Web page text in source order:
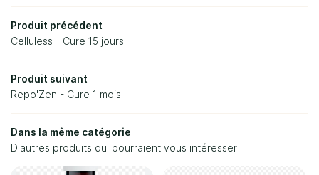
Diététique
Vacufit
Produit précédent
Celluless - Cure 15 jours
Produit suivant
Repo'Zen - Cure 1 mois
Dans la même catégorie
D'autres produits qui pourraient vous intéresser